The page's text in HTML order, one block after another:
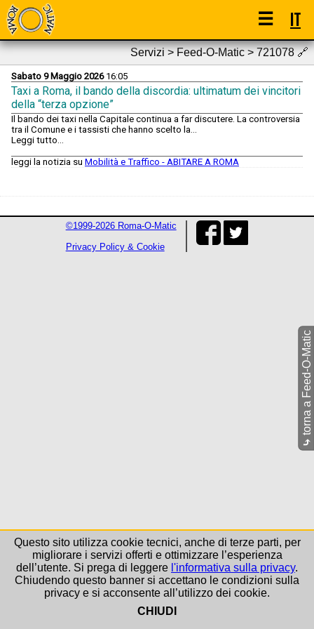
☰ IT
Servizi > Feed-O-Matic > 721078🔗
Sabato 9 Maggio 202616:05
Taxi a Roma, il bando della discordia: ultimatum dei vincitori
della “terza opzione”
Il bando dei taxi nella Capitale continua a far discutere. La controversia
tra il Comune e i tassisti che hanno scelto la...
Leggi tutto...
leggi la notizia su Mobilità e Traffico - ABITARE A ROMA
⤷
torna a Feed-O-Matic
©1999-2026 Roma-O-Matic
Privacy Policy & Cookie
Questo sito utilizza cookie tecnici, anche di terze parti, per
migliorare i servizi offerti e ottimizzare l’esperienza
dell’utente. Si prega di leggere l'informativa sulla privacy.
Chiudendo questo banner si accettano le condizioni sulla
privacy e si acconsente all’utilizzo dei cookie.
CHIUDI